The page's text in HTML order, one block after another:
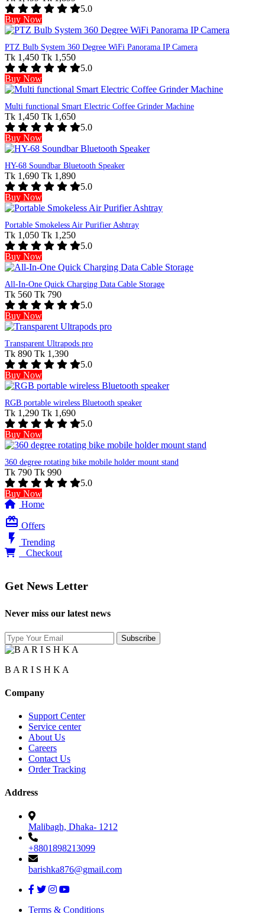
5.0
Buy Now
PTZ Bulb System 360 Degree WiFi Panorama IP Camera
Tk 1,450 Tk 1,550
5.0
Buy Now
Multi functional Smart Electric Coffee Grinder Machine
Tk 1,450 Tk 1,650
5.0
Buy Now
HY-68 Soundbar Bluetooth Speaker
Tk 1,690 Tk 1,890
5.0
Buy Now
Portable Smokeless Air Purifier Ashtray
Tk 1,050 Tk 1,250
5.0
Buy Now
All-In-One Quick Charging Data Cable Storage
Tk 560 Tk 790
5.0
Buy Now
Transparent Ultrapods pro
Tk 890 Tk 1,390
5.0
Buy Now
RGB portable wireless Bluetooth speaker
Tk 1,290 Tk 1,690
5.0
Buy Now
360 degree rotating bike mobile holder mount stand
Tk 790 Tk 990
5.0
Buy Now
Home
card_giftcard Offers
flash_on
Trending
Checkout
Get News Letter
Never miss our latest news
B A R I S H K A
Company
Support Center
Service center
About Us
Careers
Contact Us
Order Tracking
Address
Malibagh, Dhaka- 1212
+8801898213099
barishka876@gmail.com
Terms & Conditions